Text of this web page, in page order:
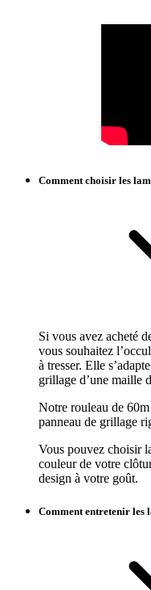
Comment choisir les
Si vous avez acheté
vous souhaitez
à tresser. Elle
grillage d’une maille
Notre rouleau de
panneau de grillage
Vous pouvez choisir
couleur de votre
design à votre goût.
Comment entretenir les